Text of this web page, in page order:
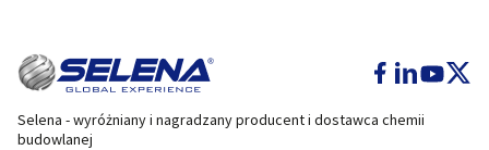
Selena - wyróżniany i nagradzany producent i dostawca chemii
budowlanej